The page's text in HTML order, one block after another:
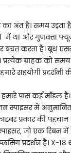
अंत है। समय उड़ता
में था और गुणवत्ता
बचत करता है। बूथ
प्रत्येक ग्राहक को
सहयोगी प्रदर्शनी
पास कई मॉडल हैं।
स्पाइसर में
प्रकार की
जो एक रिबन
प्रदर्शन है। X-18